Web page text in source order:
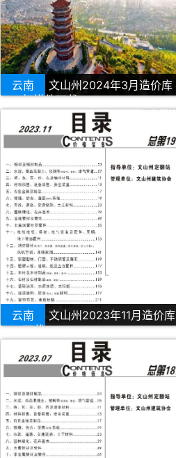
云南
文山州2024年3月造价库
PDF扫描件下载
云南
文山州2023年11月造价库
PDF下载